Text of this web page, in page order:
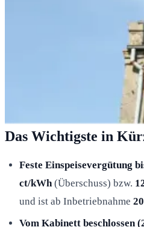
Das Wichtigste in
Feste Einspeisevergütung
ct/kWh(Überschuss) bzw.
und ist ab Inbetriebnahme
Vom Kabinett beschlossen